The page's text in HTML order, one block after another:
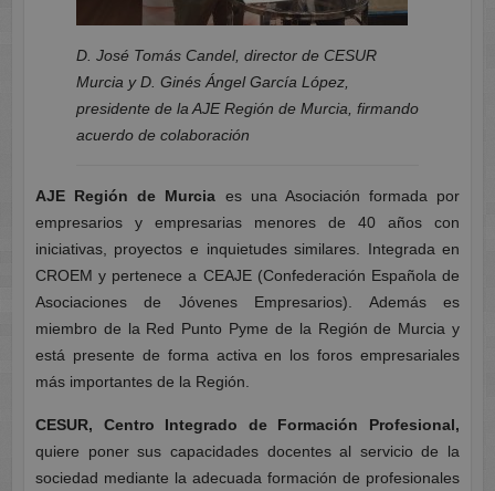
D. José Tomás Candel, director de CESUR
Murcia y D. Ginés Ángel García López,
presidente de la AJE Región de Murcia, firmando
acuerdo de colaboración
AJE Región de Murcia es una Asociación formada por
empresarios y empresarias menores de 40 años con
iniciativas, proyectos e inquietudes similares. Integrada en
CROEM y pertenece a CEAJE (Confederación Española de
Asociaciones de Jóvenes Empresarios). Además es
miembro de la Red Punto Pyme de la Región de Murcia y
está presente de forma activa en los foros empresariales
más importantes de la Región.
CESUR, Centro Integrado de Formación Profesional,
quiere poner sus capacidades docentes al servicio de la
sociedad mediante la adecuada formación de profesionales